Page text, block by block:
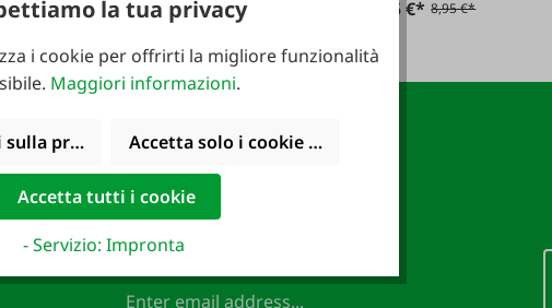
19,99 €* 24,00 €* 7,95 €* 8,95 €*
un
Indirizzo e-mail
la tua privacy
i cookie per offrirti la migliore funzionalità
Maggiori informazioni.
privacy Accetta solo i cookie funzionali
Accetta tutti i cookie
- Servizio: Impronta